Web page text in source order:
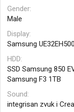
Gender
Male
Display
Samsung
HDD
SSD Samsung 850
Samsung F3 1TB
Sound
integrisan zvuk i